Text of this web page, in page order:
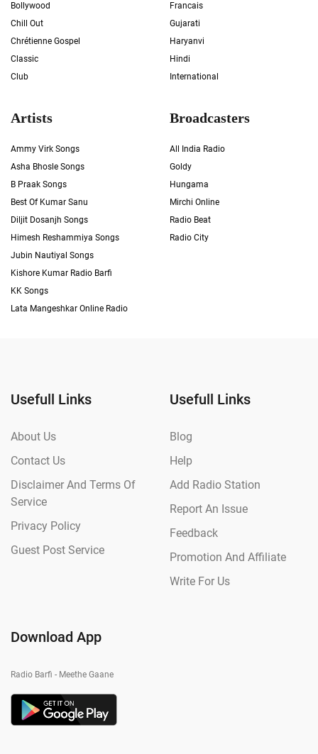
Bollywood
Chill Out
Chrétienne Gospel
Classic
Club
Francais
Gujarati
Haryanvi
Hindi
International
Artists
Ammy Virk Songs
Asha Bhosle Songs
B Praak Songs
Best Of Kumar Sanu
Diljit Dosanjh Songs
Himesh Reshammiya Songs
Jubin Nautiyal Songs
Kishore Kumar Radio Barfi
KK Songs
Lata Mangeshkar Online Radio
Broadcasters
All India Radio
Goldy
Hungama
Mirchi Online
Radio Beat
Radio City
Usefull Links
About Us
Contact Us
Disclaimer And Terms Of
Service
Privacy Policy
Guest Post Service
Usefull Links
Blog
Help
Add Radio Station
Report An Issue
Feedback
Promotion And Affiliate
Write For Us
Download App
Radio Barfi - Meethe Gaane